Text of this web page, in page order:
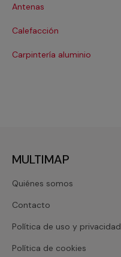
Antenas
Calefacción
Carpintería aluminio
MULTIMAP
Quiénes somos
Contacto
Política de uso y privacidad
Política de cookies